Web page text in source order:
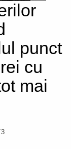
punct
cu
mai